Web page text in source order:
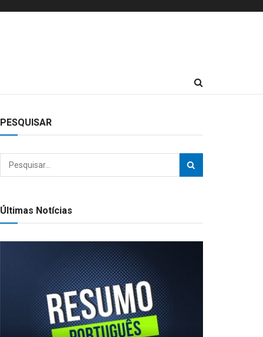
PESQUISAR
Últimas Notícias